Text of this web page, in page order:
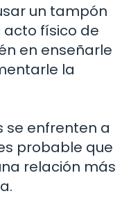
un tampón
acto físico de
en enseñarle
la
se enfrenten a
probable que
relación más